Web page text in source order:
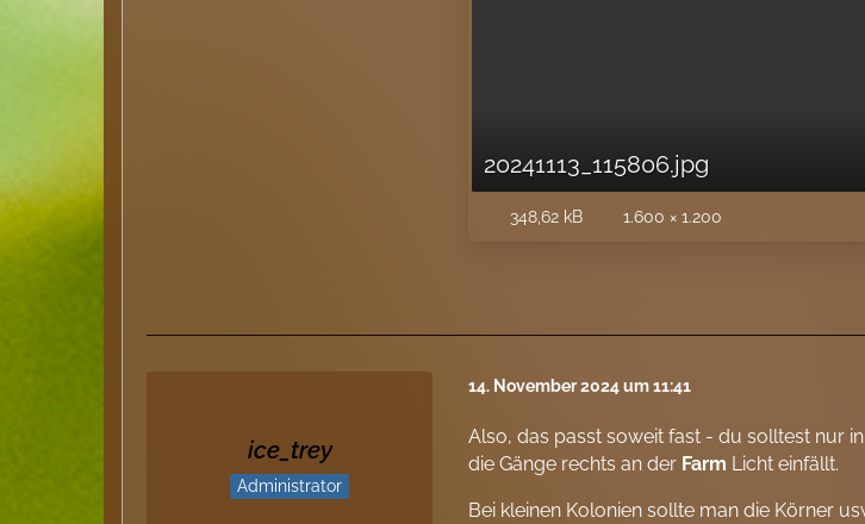
20241113_115806.jpg
348,62 kB 1.600 × 1.200
ice_trey
Administrator
14. November 2024 um 11:41
Also, das passt soweit fast - du solltest nur
die Gänge rechts an der Farm Licht einfällt.
Bei kleinen Kolonien sollte man die Körner